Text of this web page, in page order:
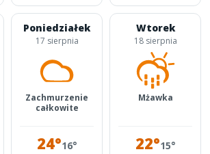
Poniedziałek
17 sierpnia
Zachmurzenie
całkowite
24°16°
Wtorek
18 sierpnia
Mżawka
22°15°